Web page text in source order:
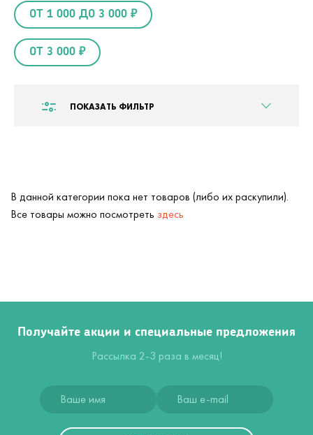
ОТ 1 000 ДО 3 000 ₽
ОТ 3 000 ₽
ПОКАЗАТЬ ФИЛЬТР
В данной категории пока нет товаров (либо их раскупили).
Все товары можно посмотреть здесь
Получайте акции и специальные предложения
Рассылка 2-3 раза в месяц!